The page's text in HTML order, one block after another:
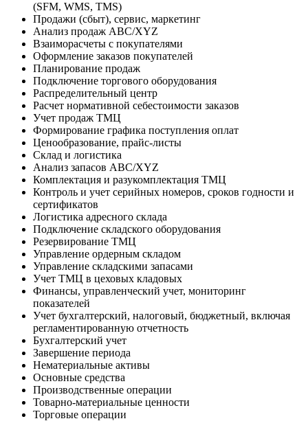
(SFM, WMS, TMS)
Продажи (сбыт), сервис, маркетинг
Анализ продаж ABC/XYZ
Взаиморасчеты с покупателями
Оформление заказов покупателей
Планирование продаж
Подключение торгового оборудования
Распределительный центр
Расчет нормативной себестоимости заказов
Учет продаж ТМЦ
Формирование графика поступления оплат
Ценообразование, прайс-листы
Склад и логистика
Анализ запасов ABC/XYZ
Комплектация и разукомплектация ТМЦ
Контроль и учет серийных номеров, сроков годности и
сертификатов
Логистика адресного склада
Подключение складского оборудования
Резервирование ТМЦ
Управление ордерным складом
Управление складскими запасами
Учет ТМЦ в цеховых кладовых
Финансы, управленческий учет, мониторинг
показателей
Учет бухгалтерский, налоговый, бюджетный, включая
регламентированную отчетность
Бухгалтерский учет
Завершение периода
Нематериальные активы
Основные средства
Производственные операции
Товарно-материальные ценности
Торговые операции